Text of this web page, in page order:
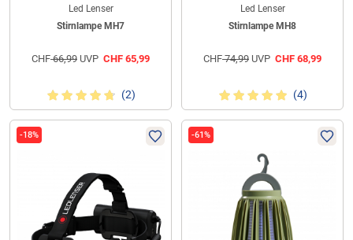
Led Lenser
Stirnlampe MH7
CHF66,99 UVP CHF 65,99
(2)
Led Lenser
Stirnlampe MH8
CHF74,99 UVP CHF 68,99
(4)
-18% -61%